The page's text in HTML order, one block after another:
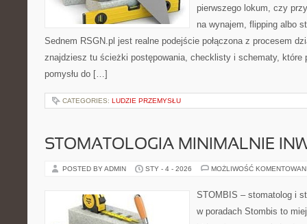
pierwszego lokum, czy
na wynajem, flipping albo
Sednem RSGN.pl jest realne podejście połączona z procesem
znajdziesz tu ścieżki postępowania, checklisty i schematy, które
pomysłu do […]
CATEGORIES: LUDZIE PRZEMYSŁU
STOMATOLOGIA MINIMALNIE
POSTED BY ADMIN STY - 4 - 2026 MOŻLIWOŚĆ
STOMBIS – stomatolog i
w poradach Stombis to